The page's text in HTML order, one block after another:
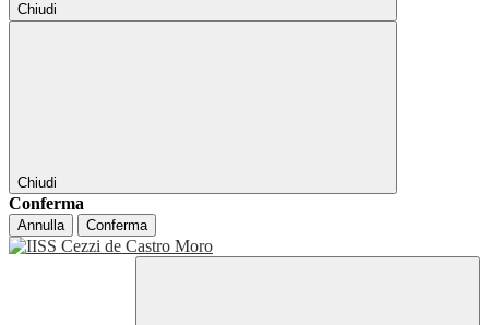
Chiudi
Chiudi
Conferma
Annulla Conferma